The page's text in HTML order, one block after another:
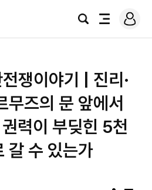
검
전
로
그
쟁이야기 | 진리·
무즈의 문 앞에서
력이 부딪힌 5천
갈 수 있는가